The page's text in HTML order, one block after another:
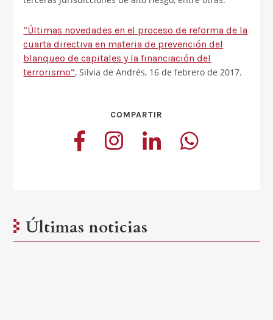
“Últimas novedades en el proceso de reforma de la
cuarta directiva en materia de prevención del
blanqueo de capitales y la financiación del
terrorismo”, Silvia de Andrés, 16 de febrero de 2017.
COMPARTIR
Últimas noticias